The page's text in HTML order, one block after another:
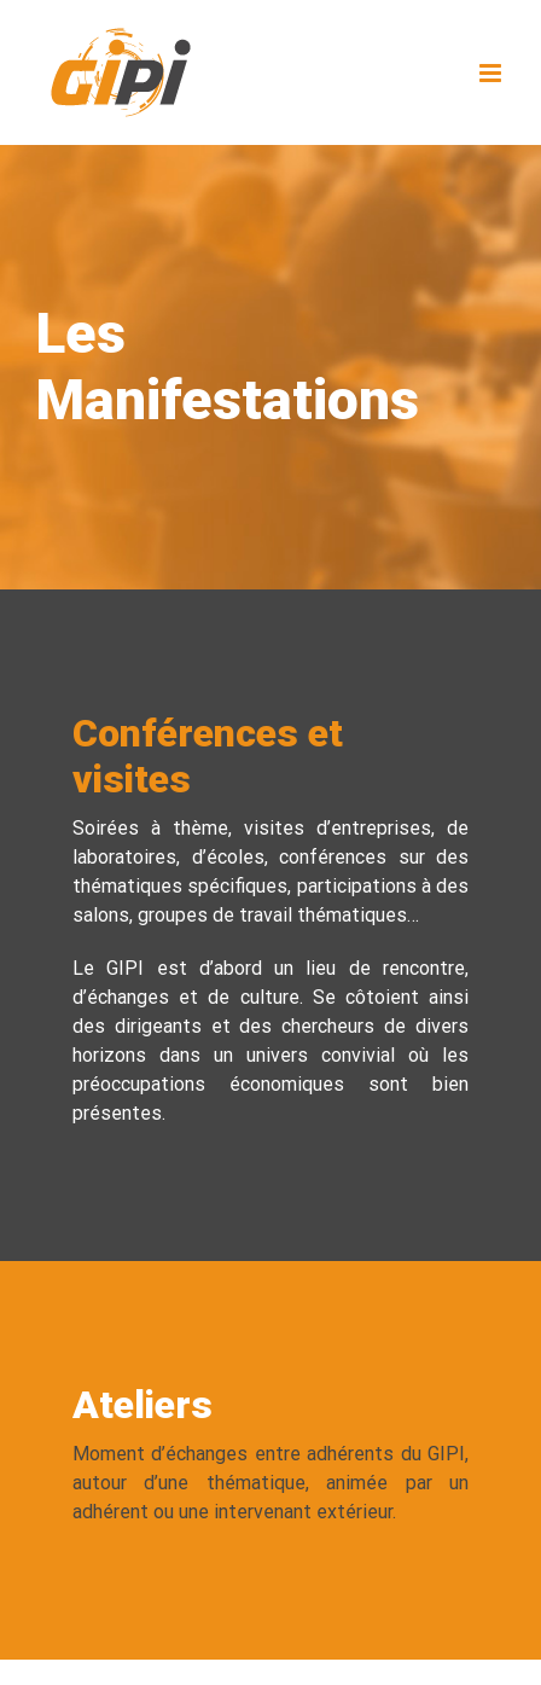
content
Les
Manifestations
Conférences et
visites
Soirées à thème, visites d’entreprises, de
laboratoires, d’écoles, conférences sur des
thématiques spécifiques, participations à des
salons, groupes de travail thématiques…
Le GIPI est d’abord un lieu de rencontre,
d’échanges et de culture. Se côtoient ainsi
des dirigeants et des chercheurs de divers
horizons dans un univers convivial où les
préoccupations économiques sont bien
présentes.
Ateliers
Moment d’échanges entre adhérents du GIPI,
autour d’une thématique, animée par un
adhérent ou une intervenant extérieur.